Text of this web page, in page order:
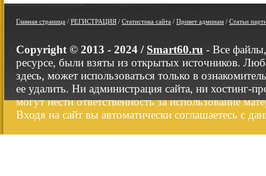
Главная страница / РЕГИСТРАЦИЯ / Статистика сайта / Привет админам / Статьи
Copyright © 2013 - 2024 / Smart60.ru - Все
ресурсе, были взяты из открытых источников.
здесь, может использоваться только в
ее удалить. Ни администрация сайта, ни хостинг-
могут нести ответственность за использование
Входя на сайт вы автоматически соглашаетесь с